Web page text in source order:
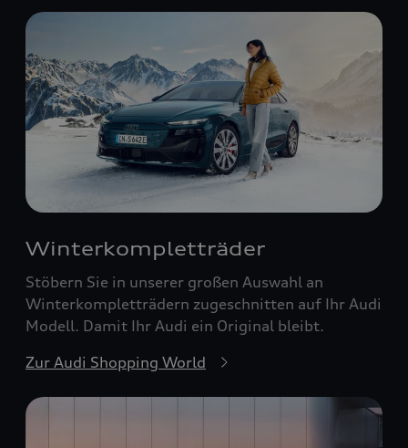
Winterkompletträder
Stöbern Sie in unserer großen Auswahl an
Winterkompletträdern zugeschnitten auf Ihr Audi
Modell. Damit Ihr Audi ein Original bleibt.
Zur Audi Shopping World